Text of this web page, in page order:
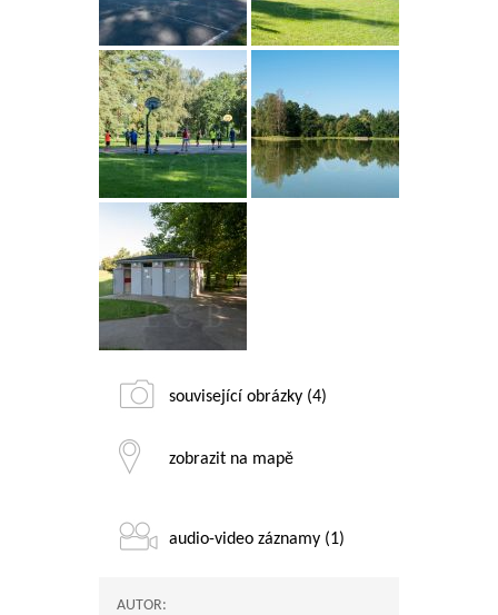
související obrázky (4)
zobrazit na mapě
audio-video záznamy (1)
AUTOR: